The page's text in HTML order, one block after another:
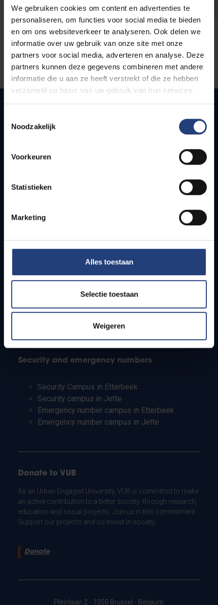
We gebruiken cookies om content en advertenties te
personaliseren, om functies voor social media te bieden
en om ons websiteverkeer te analyseren. Ook delen we
informatie over uw gebruik van onze site met onze
partners voor social media, adverteren en analyse. Deze
partners kunnen deze gegevens combineren met andere
informatie die u aan ze heeft verstrekt of die ze hebben
verzameld op basis van uw gebruik van hun services.
Noodzakelijk
Voorkeuren
Statistieken
Marketing
Alles toestaan
Selectie toestaan
Weigeren
Quick links
How to get to the VUB campuses
Students
PhD students
Teachers and secondary schools
Working students
Security and emergency numbers
Security Campus in Etterbeek
Security campus in Jette
Emergency number campus in Etterbeek
Emergency number campus in Jette
Donate to VUB
As an Urban Engaged University, VUB is committed to make
an active contribution to a better society: through research,
education and social projects. Join us in this commitment.
Support our projects and co-invest in society.
Donate
Pleinlaan 2 - 1050 Brussel - Belgium